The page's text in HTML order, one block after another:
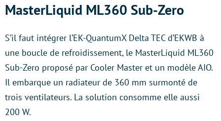
MasterLiquid ML360 Sub-Zero
S’il faut intégrer l’EK-QuantumX Delta TEC d’EKWB à
une boucle de refroidissement, le MasterLiquid ML360
Sub-Zero proposé par Cooler Master et un modèle AIO.
Il embarque un radiateur de 360 mm surmonté de
trois ventilateurs. La solution consomme elle aussi
200 W.